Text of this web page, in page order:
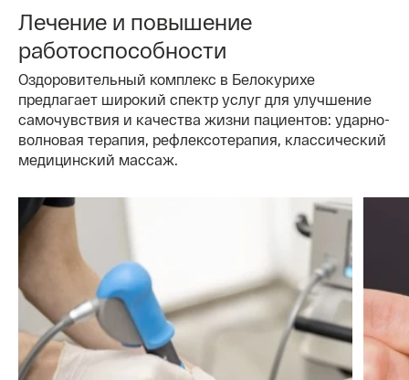
Лечение и повышение
работоспособности
Оздоровительный комплекс в Белокурихе
предлагает широкий спектр услуг для улучшение
самочувствия и качества жизни пациентов: ударно-
волновая терапия, рефлексотерапия, классический
медицинский массаж.